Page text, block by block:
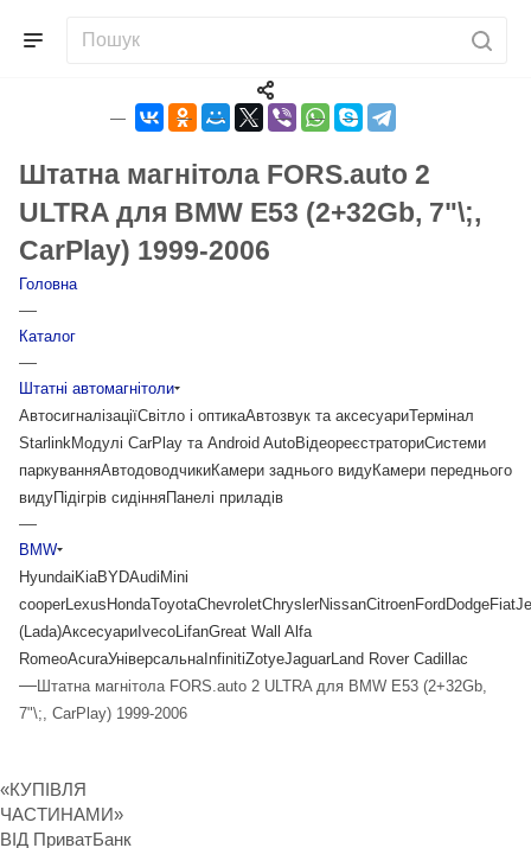
Штатна магнітола FORS.auto 2
ULTRA для BMW E53 (2+32Gb, 7"\;,
CarPlay) 1999-2006
Головна
—
Каталог
—
Штатні автомагнітоли
АвтосигналізаціїСвітло і оптикаАвтозвук та аксесуариТермінал
StarlinkМодулі CarPlay та Android AutoВідеореєстраториСистеми
паркуванняАвтодоводчикиКамери заднього видуКамери переднього
видуПідігрів сидінняПанелі приладів
—
BMW
Hyundai KiaBYDAudi Mini
cooperLexus HondaToyotaChevroletChryslerNissanCitroenFord DodgeFiat
(Lada)Аксесуари IvecoLifanGreat Wall Alfa
RomeoAcuraУніверсальнаInfinitiZotyeJaguarLand Rover Cadillac
—Штатна магнітола FORS.auto 2 ULTRA для BMW E53 (2+32Gb,
7"\;, CarPlay) 1999-2006
«КУПІВЛЯ
ЧАСТИНАМИ»
ВІД ПриватБанк